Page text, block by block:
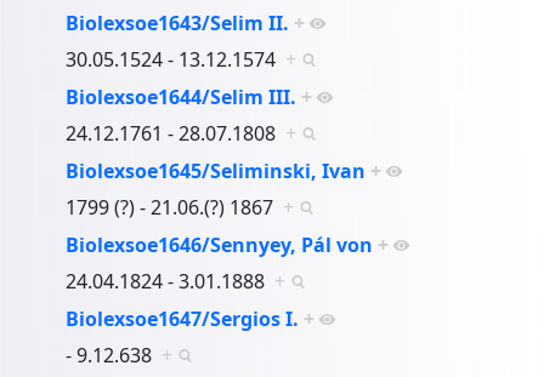
Biolexsoe1643/Selim II. +
30.05.1524 - 13.12.1574 +
Biolexsoe1644/Selim III. +
24.12.1761 - 28.07.1808 +
Biolexsoe1645/Seliminski, Ivan +
1799 (?) - 21.06.(?) 1867 +
Biolexsoe1646/Sennyey, Pál von +
24.04.1824 - 3.01.1888 +
Biolexsoe1647/Sergios I. +
- 9.12.638 +